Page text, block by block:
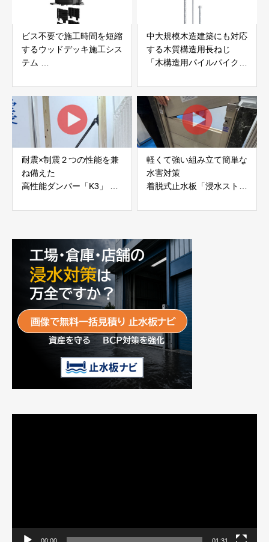
ビス不要で施工時間を短縮
するウッドデッキ施工シス
テム
JAPAN
中大規模木造建築にも対応
する木質構造用長ねじ
「木構造用パイルパイクビ
耐震×制震２つの性能を兼
ね備えた
高性能ダンパー「K3」 富
軽くて強い組み立て簡単な
水害対策
着脱式止水板「浸水ストッ
富士工業株式会社